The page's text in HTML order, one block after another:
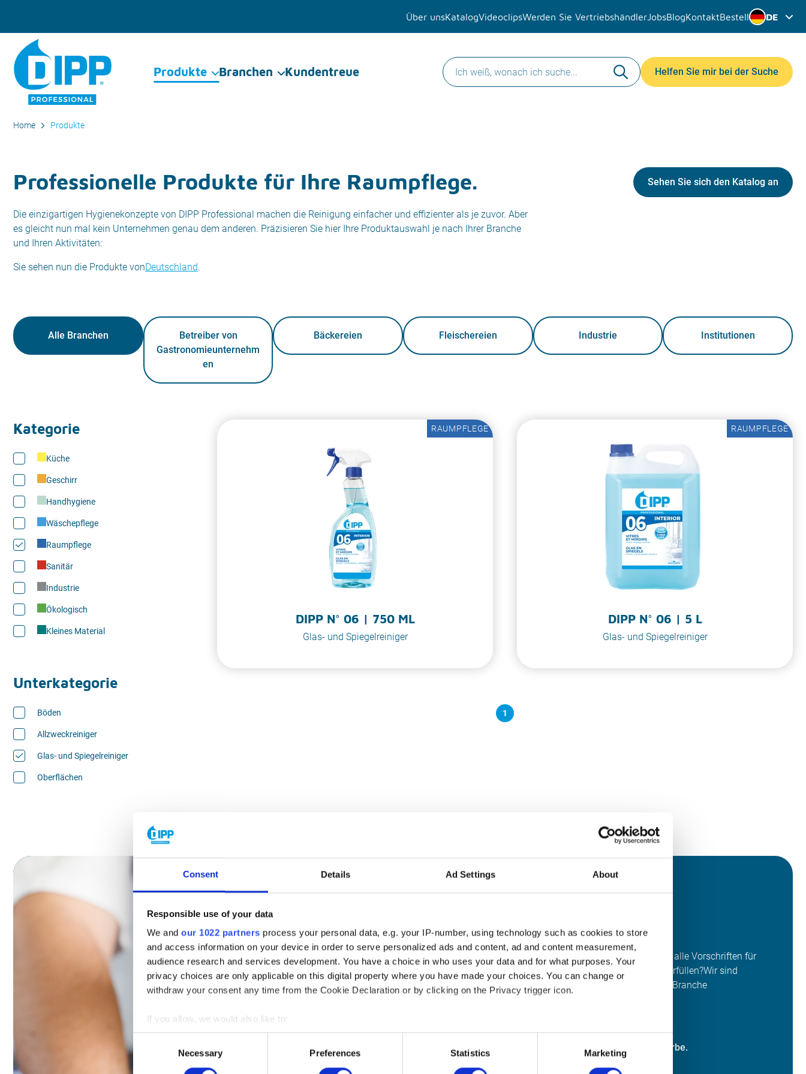
Consent Details Ad Settings About
Responsible use of your data
We and our 1022 partners process your personal data, e.g. your IP-number, using technology such as cookies to store
and access information on your device in order to serve personalized ads and content, ad and content measurement,
audience research and services development. You have a choice in who uses your data and for what purposes. Your
privacy choices are only applicable on this digital property where you have made your choices. You can change or
withdraw your consent any time from the Cookie Declaration or by clicking on the Privacy trigger icon.
If you allow, we would also like to:
Collect information about your geographical location which can be accurate to within several meters
Identify your device by actively scanning it for specific characteristics (fingerprinting)
Find out more about how your personal data is processed and set your preferences in the
o
Necessary Preferences Statistics Marketing
Über unsKatalogVideoclipsWerden Sie Vertriebshändler JobsBlogKontaktBestell DE
Produkte Branchen Kundentreue Helfen Sie mir bei der Suche
Home Produkte
Professionelle Produkte für Ihre Raumpflege.
Die einzigartigen Hygienekonzepte von DIPP Professional machen die Reinigung einfacher und effizienter als je zuvor. Aber
es gleicht nun mal kein Unternehmen genau dem anderen. Präzisieren Sie hier Ihre Produktauswahl je nach Ihrer Branche
und Ihren Aktivitäten:
Sie sehen nun die Produkte vonDeutschland.
Sehen Sie sich den Katalog an
Alle Branchen
Betreiber von
Gastronomieunternehm
en
Bäckereien Fleischereien Industrie Institutionen
Kategorie
Küche
Geschirr
Handhygiene
Wäschepflege
Raumpflege
Sanitär
Industrie
Ökologisch
Kleines Material
Unterkategorie
Böden
Allzweckreiniger
Glas- und Spiegelreiniger
Oberflächen
RAUMPFLEGE
DIPP N° 06 | 750 ML
Glas- und Spiegelreiniger
RAUMPFLEGE
DIPP N° 06 | 5 L
Glas- und Spiegelreiniger
1
Was suchen Sie genau?
Wollen Sie bequem und effizient reinigen? Wollen Sie alle Vorschriften für
die Lebensmittelsicherheit bequem und zweifelsfrei erfüllen?Wir sind
Ihnen gern mit einen genau auf die Bedürfnisse Ihrer Branche
abgestimmten Angebot behilflich.
Ich bin aktiv im Hotel- und Gastronomiegewerbe.